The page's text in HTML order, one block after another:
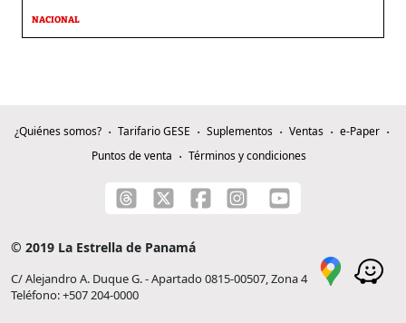
NACIONAL
¿Quiénes somos? Tarifario GESE Suplementos Ventas
e-Paper
Puntos de venta
Términos y condiciones
© 2019 La Estrella de Panamá
C/ Alejandro A. Duque G. - Apartado 0815-00507, Zona 4
Teléfono: +507 204-0000